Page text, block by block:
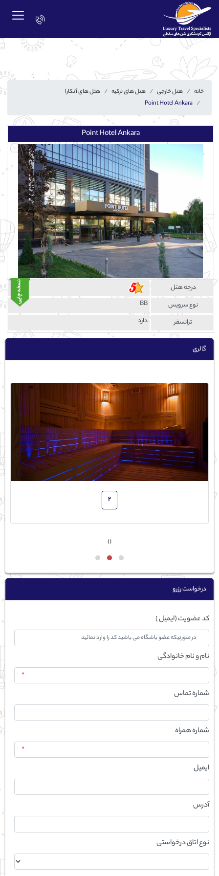
خانه هتل خارجی هتل های ترکیه
هتل های آنکارا
Point Hotel Ankara
Point Hotel Ankara
درجه هتل
نوع سرویس
BB
ترانسفر
دارد
گالری
2
‹
›
درخواست رزرو
کد عضویت (ایمیل )
نام و نام خانوادگی
*
شماره تماس
شماره همراه
*
ایمیل
آدرس
نوع اتاق درخواستی